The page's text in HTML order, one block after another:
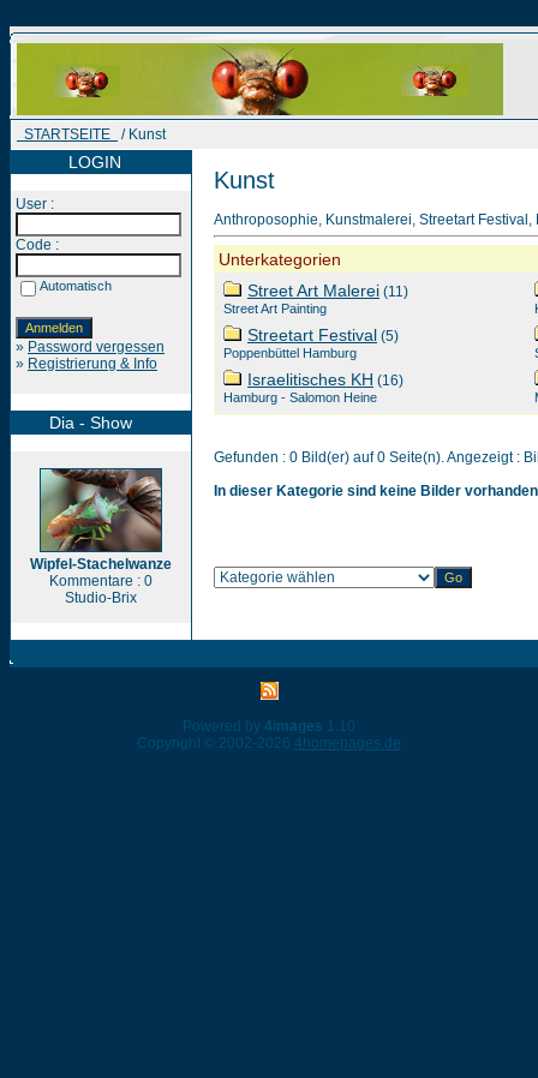
STARTSEITE / Kunst
LOGIN
User :
Code :
Automatisch
» Password vergessen
» Registrierung & Info
Dia - Show
Wipfel-Stachelwanze
Kommentare : 0
Studio-Brix
Kunst
Anthroposophie, Kunstmalerei, Streetart
Unterkategorien
Street Art Malerei (11)
Street Art Painting
Streetart Festival (5)
Poppenbüttel Hamburg
Israelitisches KH (16)
Hamburg - Salomon Heine
Gefunden : 0 Bild(er) auf 0 Seite(n). Angezeigt :
In dieser Kategorie sind keine Bilder
Powered by 4images 1.10
Copyright © 2002-2026 4homepages.de